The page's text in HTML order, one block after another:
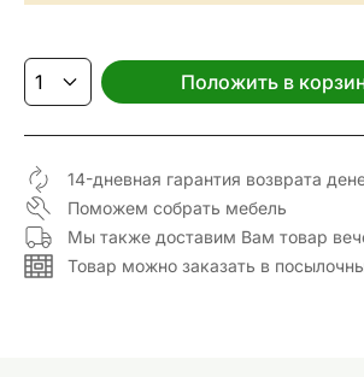
Положить в
14-дневная гарантия возврата
Поможем собрать мебель
Мы также доставим Вам товар
Товар можно заказать в